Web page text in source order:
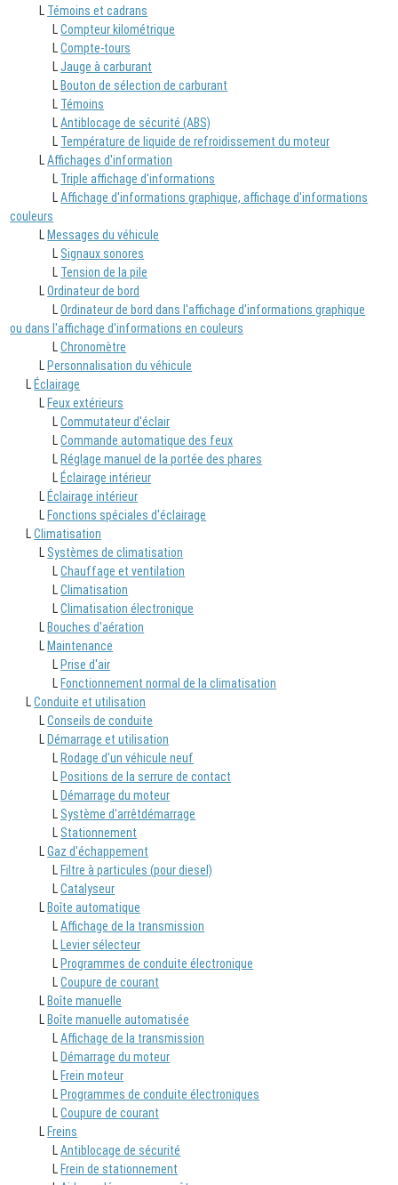
L Témoins et cadrans
LCompteur kilométrique
LCompte-tours
LJauge à carburant
L Bouton de sélection de carburant
L Témoins
LAntiblocage de sécurité (ABS)
L Température de liquide de refroidissement du moteur
LAffichages d'information
L Triple affichage d'informations
LAffichage d'informations graphique, affichage d'informations
couleurs
L Messages du véhicule
LSignaux sonores
L Tension de la pile
LOrdinateur de bord
LOrdinateur de bord dans l'affichage d'informations graphique
ou dans l'affichage d'informations en couleurs
LChronomètre
L Personnalisation du véhicule
L Éclairage
L Feux extérieurs
LCommutateur d'éclair
LCommande automatique des feux
L Réglage manuel de la portée des phares
L Éclairage intérieur
L Éclairage intérieur
L Fonctions spéciales d'éclairage
LClimatisation
LSystèmes de climatisation
LChauffage et ventilation
LClimatisation
LClimatisation électronique
L Bouches d'aération
L Maintenance
L Prise d'air
L Fonctionnement normal de la climatisation
LConduite et utilisation
LConseils de conduite
L Démarrage et utilisation
L Rodage d'un véhicule neuf
L Positions de la serrure de contact
L Démarrage du moteur
LSystème d'arrêtdémarrage
LStationnement
LGaz d'échappement
L Filtre à particules (pour diesel)
LCatalyseur
L Boîte automatique
LAffichage de la transmission
L Levier sélecteur
L Programmes de conduite électronique
LCoupure de courant
L Boîte manuelle
L Boîte manuelle automatisée
LAffichage de la transmission
L Démarrage du moteur
L Frein moteur
L Programmes de conduite électroniques
LCoupure de courant
L Freins
LAntiblocage de sécurité
L Frein de stationnement